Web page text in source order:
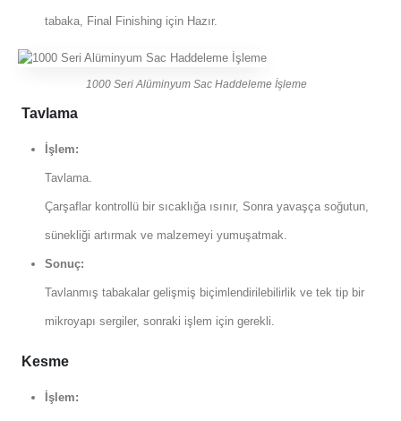
tabaka, Final Finishing için Hazır.
1000 Seri Alüminyum Sac Haddeleme İşleme
Tavlama
İşlem:
Tavlama.
Çarşaflar kontrollü bir sıcaklığa ısınır, Sonra yavaşça soğutun,
sünekliği artırmak ve malzemeyi yumuşatmak.
Sonuç:
Tavlanmış tabakalar gelişmiş biçimlendirilebilirlik ve tek tip bir
mikroyapı sergiler, sonraki işlem için gerekli.
Kesme
İşlem: